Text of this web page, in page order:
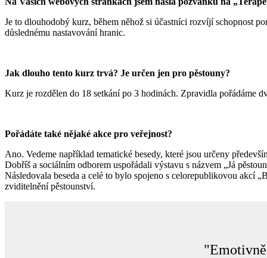
Je to dlouhodobý kurz, během něhož si účastníci rozvíjí schopnost
důslednému nastavování hranic.
Jak dlouho tento kurz trvá? Je určen jen pro pěstouny?
Kurz je rozdělen do 18 setkání po 3 hodinách. Zpravidla pořádáme
Pořádáte také nějaké akce pro veřejnost?
Ano. Vedeme například tematické besedy, které jsou určeny
Dobříš a sociálním odborem uspořádali výstavu s názvem „Já
Následovala beseda a celé to bylo spojeno s celorepublikovou akcí
zviditelnění pěstounství.